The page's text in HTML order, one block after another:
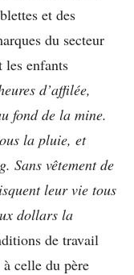
et des
du secteur
les enfants
d’affilée,
fond de la mine.
la pluie, et
Sans vêtement de
leur vie tous
dollars la
de travail
celle du père